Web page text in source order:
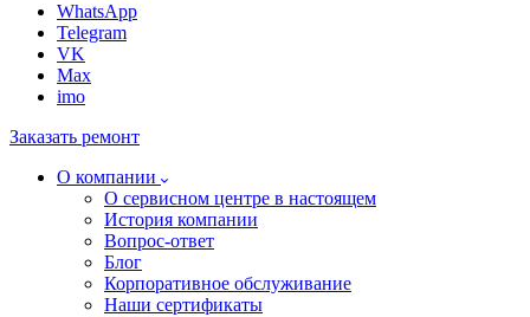
WhatsApp
Telegram
VK
Max
imo
Заказать ремонт
О компании
О сервисном центре в настоящем
История компании
Вопрос-ответ
Блог
Корпоративное обслуживание
Наши сертификаты